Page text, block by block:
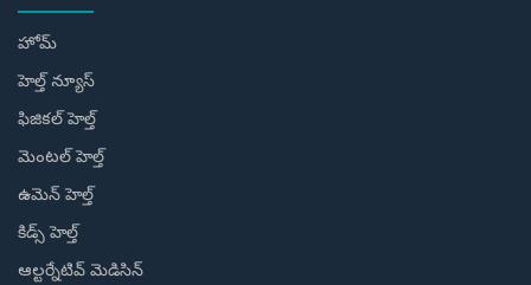
హోమ్
హెల్త్ న్యూస్
ఫిజికల్ హెల్త్
మెంటల్ హెల్త్
ఉమెన్ హెల్త్
కిడ్స్ హెల్త్
ఆల్టర్నేటివ్ మెడిసిన్